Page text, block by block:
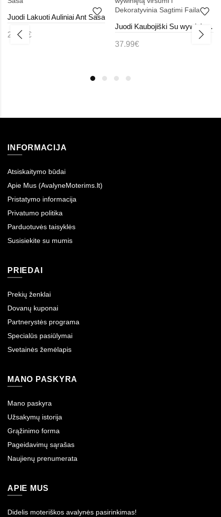
Juodi Lakuoti Auliniai Ant Sasa
27.99€
Juodi Kaubojiški Su wywiniętą viršumi i Dekoratyvinia Sagtimi Faila
37.99€
INFORMACIJA
Atsiskaitymo būdai
Apie Mus (AvalyneMoterims.lt)
Pristatymo informacija
Privatumo politika
Parduotuvės taisyklės
Susisiekite su mumis
PRIEDAI
Prekių ženklai
Dovanų kuponai
Partnerystės programa
Specialūs pasiūlymai
Svetainės žemėlapis
MANO PASKYRA
Mano paskyra
Užsakymų istorija
Grąžinimo forma
Pageidavimų sąrašas
Naujienų prenumerata
APIE MUS
Didelis moteriškos avalynės pasirinkimas!